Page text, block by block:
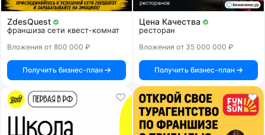
ZdesQuest
франшиза сети квест-комнат
Вложения от 800 000 ₽
Получить бизнес-план
Цена Качества
ресторан
Вложения от 35 000 000 ₽
Получить бизнес-план